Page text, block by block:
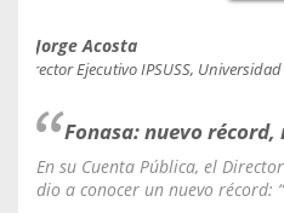
Jorge Acosta
Director Ejecutivo IPSUSS,
Fonasa: nuevo récord,
En su Cuenta Pública, el
dio a conocer un nuevo récord: